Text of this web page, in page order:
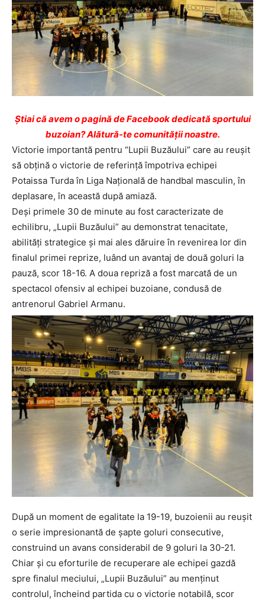
Ştiai că avem o pagină de Facebook dedicată sportului
buzoian? Alătură-te comunității noastre.
Victorie importantă pentru “Lupii Buzăului” care au reușit
să obțină o victorie de referință împotriva echipei
Potaissa Turda în Liga Națională de handbal masculin, în
deplasare, în această după amiază.
Deși primele 30 de minute au fost caracterizate de
echilibru, „Lupii Buzăului” au demonstrat tenacitate,
abilități strategice şi mai ales dăruire în revenirea lor din
finalul primei reprize, luând un avantaj de două goluri la
pauză, scor 18-16. A doua repriză a fost marcată de un
spectacol ofensiv al echipei buzoiane, condusă de
antrenorul Gabriel Armanu.
După un moment de egalitate la 19-19, buzoienii au reuşit
o serie impresionantă de şapte goluri consecutive,
construind un avans considerabil de 9 goluri la 30-21.
Chiar și cu eforturile de recuperare ale echipei gazdă
spre finalul meciului, „Lupii Buzăului” au menținut
controlul, încheind partida cu o victorie notabilă, scor